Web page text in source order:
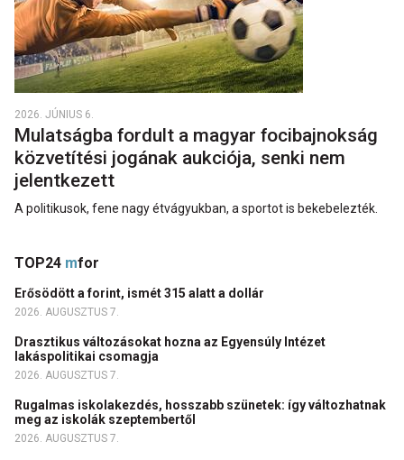
2026. JÚNIUS 6.
Mulatságba fordult a magyar focibajnokság
közvetítési jogának aukciója, senki nem
jelentkezett
A politikusok, fene nagy étvágyukban, a sportot is bekebelezték.
TOP24 mfor
Erősödött a forint, ismét 315 alatt a dollár
2026. AUGUSZTUS 7.
Drasztikus változásokat hozna az Egyensúly Intézet
lakáspolitikai csomagja
2026. AUGUSZTUS 7.
Rugalmas iskolakezdés, hosszabb szünetek: így változhatnak
meg az iskolák szeptembertől
2026. AUGUSZTUS 7.